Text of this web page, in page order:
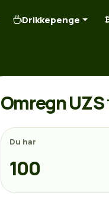
Drikkepenge
Omregn UZS
Du har